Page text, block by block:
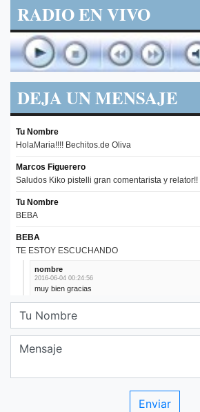
RADIO EN VIVO
DEJA UN MENSAJE